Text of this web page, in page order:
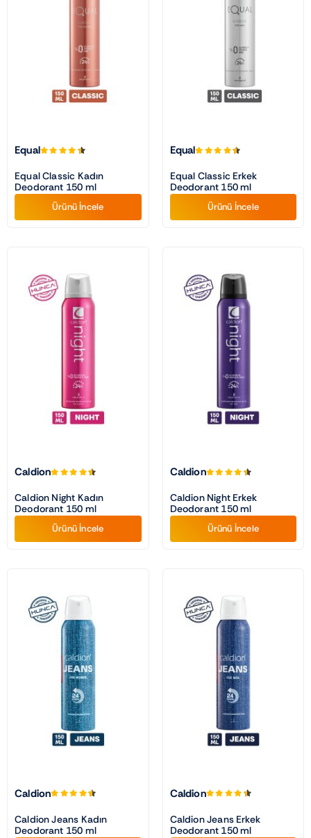
Equal
Equal Classic Kadın
Deodorant 150 ml
Ürünü İncele
Equal
Equal Classic Erkek
Deodorant 150 ml
Ürünü İncele
Caldion
Caldion Night Kadın
Deodorant 150 ml
Ürünü İncele
Caldion
Caldion Night Erkek
Deodorant 150 ml
Ürünü İncele
Caldion
Caldion Jeans Kadın
Deodorant 150 ml
Caldion
Caldion Jeans Erkek
Deodorant 150 ml